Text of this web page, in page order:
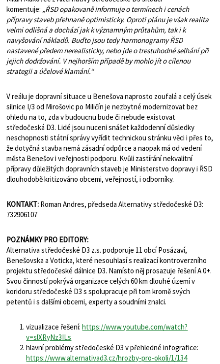
komentuje: „ŘSD opakovaně informuje o termínech i cenách
přípravy staveb přehnaně optimisticky. Oproti plánu je však realita
velmi odlišná a dochází jak k významným průtahům, tak i k
navyšování nákladů. Buďto jsou tedy harmonogramy ŘSD
nastavené předem nerealisticky, nebo jde o trestuhodné selhání při
jejich dodržování. V nejhorším případě by mohlo jít o cílenou
strategii a účelové klamání.“
V reálu je dopravní situace u Benešova naprosto zoufalá a celý úsek
silnice I/3 od Mirošovic po Miličín je nezbytné modernizovat bez
ohledu na to, zda v budoucnu bude či nebude existovat
středočeská D3. Lidé jsou nuceni snášet každodenní důsledky
neschopnosti státní správy vyřídit technickou stránku věci i přes to,
že dotyčná stavba nemá zásadní odpůrce a naopak má od vedení
města Benešov i veřejnosti podporu. Kvůli zastírání nekvalitní
přípravy důležitých dopravních staveb je Ministerstvo dopravy i ŘSD
dlouhodobě kritizováno obcemi, veřejností, i odborníky.
KONTAKT: Roman Andres, předseda Alternativy středočeské D3:
732906107
POZNÁMKY PRO EDITORY:
Alternativa středočeské D3 z.s. podporuje 11 obcí Posázaví,
Benešovska a Voticka, které nesouhlasí s realizací kontroverzního
projektu středočeské dálnice D3. Namísto něj prosazuje řešení A 0+.
Svou činností pokrývá organizace celých 60 km dlouhé území v
koridoru středočeské D3 s spolupracuje při tom kromě svých
petentů i s dalšími obcemi, experty a soudními znalci.
vizualizace řešení:https://www.youtube.com/watch?
v=slXRyNz3ILs
hlavní problémy středočeské D3 v přehledné infografice:
https://www.alternativad3.cz/hrozby-pro-okoli/1/134